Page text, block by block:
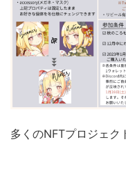
多くのNFTプロジェク